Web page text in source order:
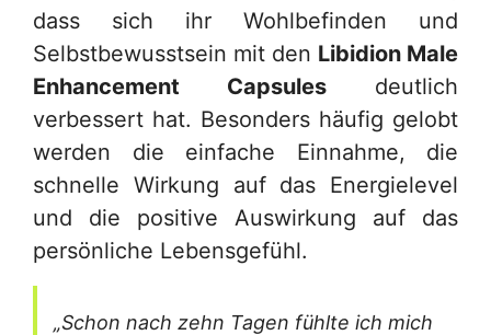
dass sich ihr Wohlbefinden und
Selbstbewusstsein mit den Libidion Male
Enhancement Capsules deutlich
verbessert hat. Besonders häufig gelobt
werden die einfache Einnahme, die
schnelle Wirkung auf das Energielevel
und die positive Auswirkung auf das
persönliche Lebensgefühl.
„Schon nach zehn Tagen fühlte ich mich